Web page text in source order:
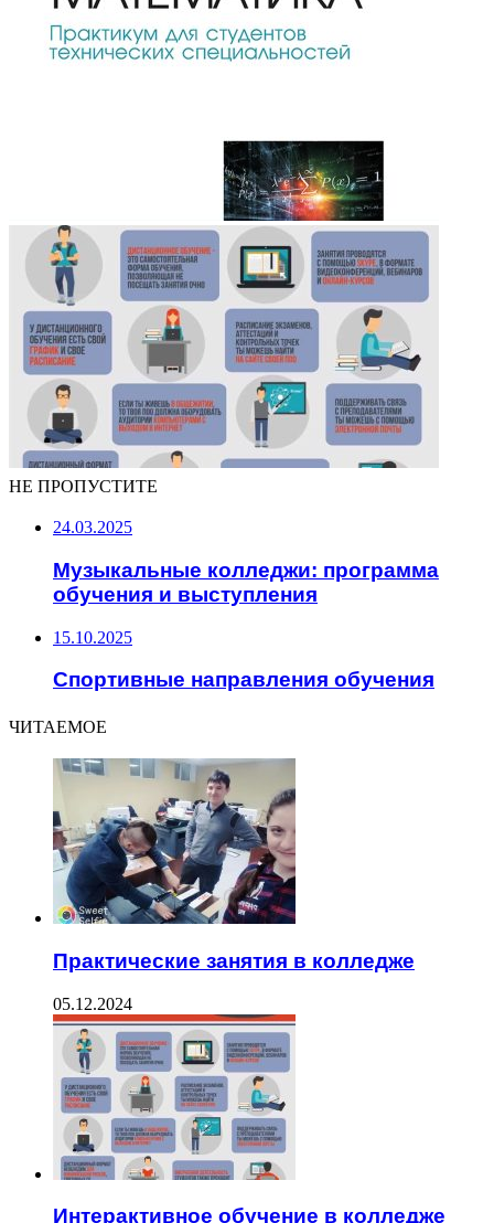
НЕ ПРОПУСТИТЕ
24.03.2025
Музыкальные колледжи: программа
обучения и выступления
15.10.2025
Спортивные направления обучения
ЧИТАЕМОЕ
Практические занятия в колледже
05.12.2024
Интерактивное обучение в колледже